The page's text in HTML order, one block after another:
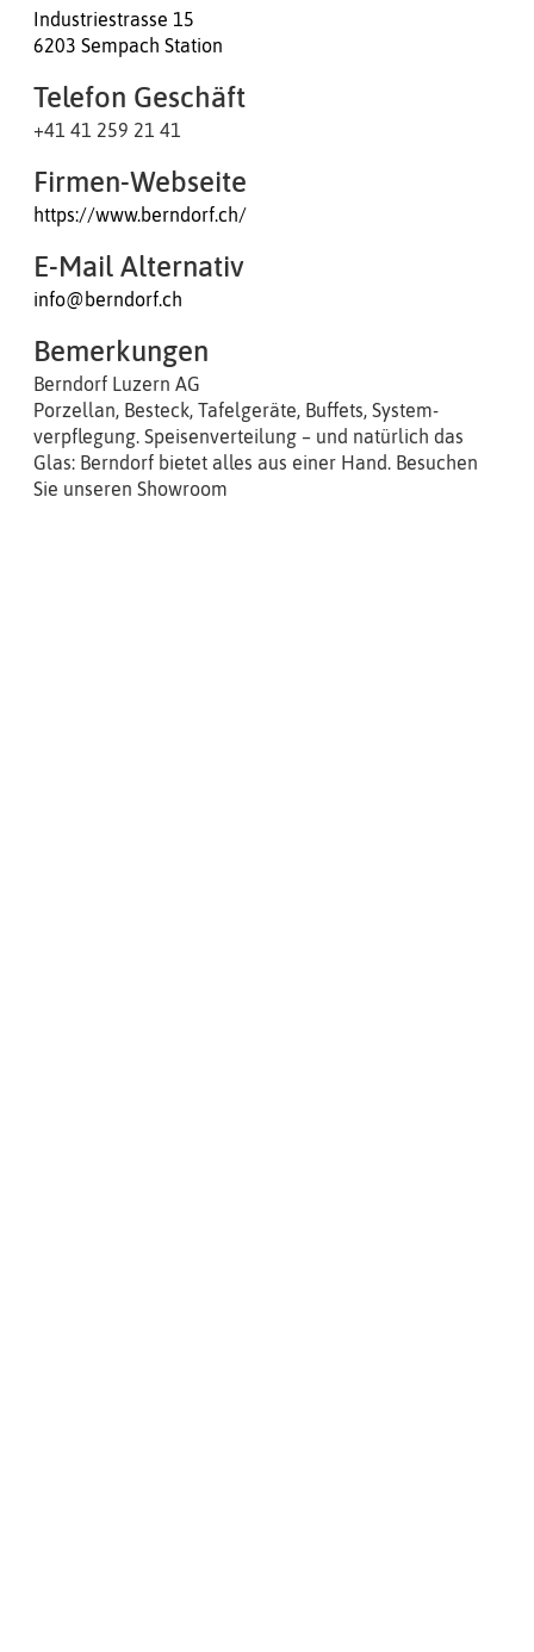
Industriestrasse 15
6203 Sempach Station
Telefon Geschäft
+41 41 259 21 41
Firmen-Webseite
https://www.berndorf.ch/
E-Mail Alternativ
info@berndorf.ch
Bemerkungen
Berndorf Luzern AG
Porzellan, Besteck, Tafelgeräte, Buffets, System-
verpflegung. Speisenverteilung – und natürlich das
Glas: Berndorf bietet alles aus einer Hand. Besuchen
Sie unseren Showroom